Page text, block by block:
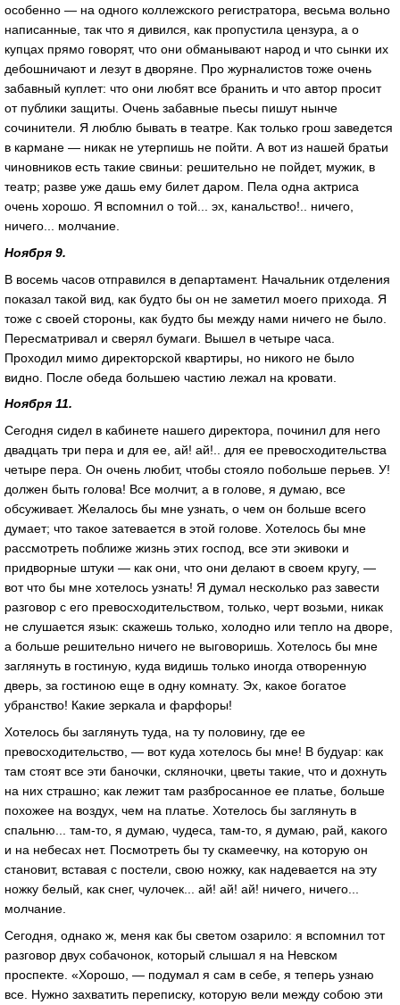
особенно — на одного коллежского регистратора, весьма вольно
написанные, так что я дивился, как пропустила цензура, а о
купцах прямо говорят, что они обманывают народ и что сынки их
дебошничают и лезут в дворяне. Про журналистов тоже очень
забавный куплет: что они любят все бранить и что автор просит
от публики защиты. Очень забавные пьесы пишут нынче
сочинители. Я люблю бывать в театре. Как только грош заведется
в кармане — никак не утерпишь не пойти. А вот из нашей братьи
чиновников есть такие свиньи: решительно не пойдет, мужик, в
театр; разве уже дашь ему билет даром. Пела одна актриса
очень хорошо. Я вспомнил о той... эх, канальство!.. ничего,
ничего... молчание.
Ноября 9.
В восемь часов отправился в департамент. Начальник отделения
показал такой вид, как будто бы он не заметил моего прихода. Я
тоже с своей стороны, как будто бы между нами ничего не было.
Пересматривал и сверял бумаги. Вышел в четыре часа.
Проходил мимо директорской квартиры, но никого не было
видно. После обеда большею частию лежал на кровати.
Ноября 11.
Сегодня сидел в кабинете нашего директора, починил для него
двадцать три пера и для ее, ай! ай!.. для ее превосходительства
четыре пера. Он очень любит, чтобы стояло побольше перьев. У!
должен быть голова! Все молчит, а в голове, я думаю, все
обсуживает. Желалось бы мне узнать, о чем он больше всего
думает; что такое затевается в этой голове. Хотелось бы мне
рассмотреть поближе жизнь этих господ, все эти экивоки и
придворные штуки — как они, что они делают в своем кругу, —
вот что бы мне хотелось узнать! Я думал несколько раз завести
разговор с его превосходительством, только, черт возьми, никак
не слушается язык: скажешь только, холодно или тепло на дворе,
а больше решительно ничего не выговоришь. Хотелось бы мне
заглянуть в гостиную, куда видишь только иногда отворенную
дверь, за гостиною еще в одну комнату. Эх, какое богатое
убранство! Какие зеркала и фарфоры!
Хотелось бы заглянуть туда, на ту половину, где ее
превосходительство, — вот куда хотелось бы мне! В будуар: как
там стоят все эти баночки, скляночки, цветы такие, что и дохнуть
на них страшно; как лежит там разбросанное ее платье, больше
похожее на воздух, чем на платье. Хотелось бы заглянуть в
спальню... там-то, я думаю, чудеса, там-то, я думаю, рай, какого
и на небесах нет. Посмотреть бы ту скамеечку, на которую он
становит, вставая с постели, свою ножку, как надевается на эту
ножку белый, как снег, чулочек... ай! ай! ай! ничего, ничего...
молчание.
Сегодня, однако ж, меня как бы светом озарило: я вспомнил тот
разговор двух собачонок, который слышал я на Невском
проспекте. «Хорошо, — подумал я сам в себе, я теперь узнаю
все. Нужно захватить переписку, которую вели между собою эти